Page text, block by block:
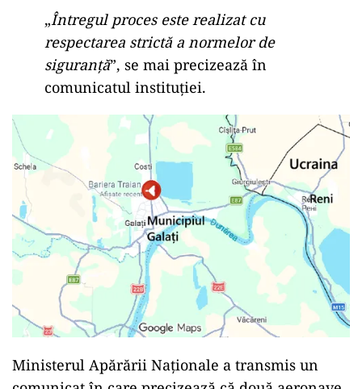
„Întregul proces este realizat cu
respectarea strictă a normelor de
siguranță”, se mai precizează în
comunicatul instituției.
Ministerul Apărării Naționale a transmis un